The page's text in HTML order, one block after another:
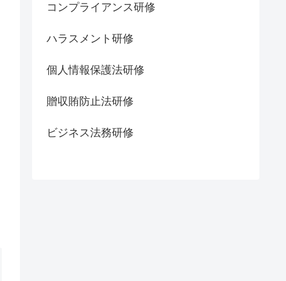
コンプライアンス研修
ハラスメント研修
個人情報保護法研修
贈収賄防止法研修
ビジネス法務研修